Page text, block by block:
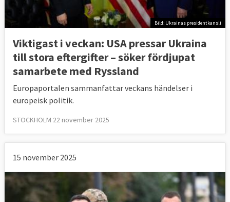
Bild: Ukrainas presidentkansli
Viktigast i veckan: USA pressar Ukraina
till stora eftergifter – söker fördjupat
samarbete med Ryssland
Europaportalen sammanfattar veckans händelser i
europeisk politik.
STOCKHOLM 22 november 2025
15 november 2025